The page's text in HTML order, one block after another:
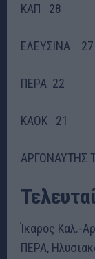
ΚΑΠ 28
ΕΛΕΥΣΙΝΑ 27
ΠΕΡΑ 22
ΚΑΟΚ 21
ΑΡΓΟΝΑΥΤΗΣ
Ίκαρος Καλ.-
ΠΕΡΑ,